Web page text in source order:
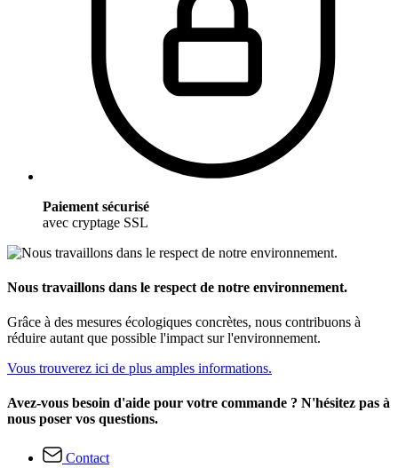
Paiement sécurisé
avec cryptage SSL
Nous travaillons dans le respect de notre environnement.
Grâce à des mesures écologiques concrètes, nous contribuons à
réduire autant que possible l'impact sur l'environnement.
Vous trouverez ici de plus amples informations.
Avez-vous besoin d'aide pour votre commande ? N'hésitez pas à
nous poser vos questions.
Contact